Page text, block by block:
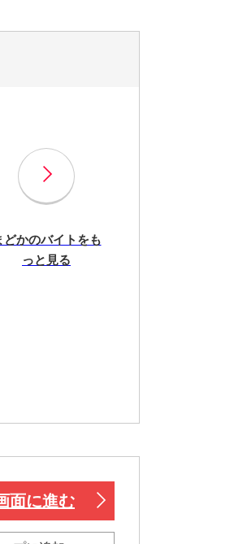
どかのバイトをも
っと見る
面に進む